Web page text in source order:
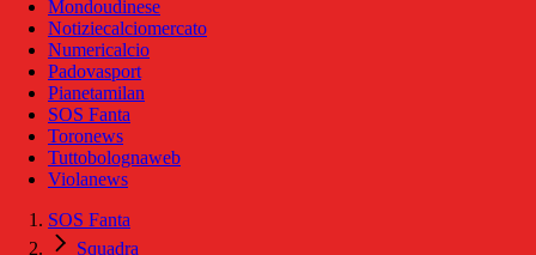
Mondoudinese
Notiziecalciomercato
Numericalcio
Padovasport
Pianetamilan
SOS Fanta
Toronews
Tuttobolognaweb
Violanews
SOS Fanta
Squadra